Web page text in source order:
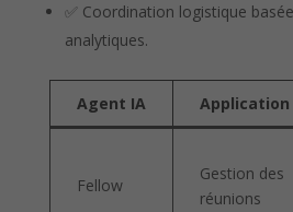
✅ Coordination logistique
analytiques.
Agent IA Application
Fellow
Gestion des
réunions